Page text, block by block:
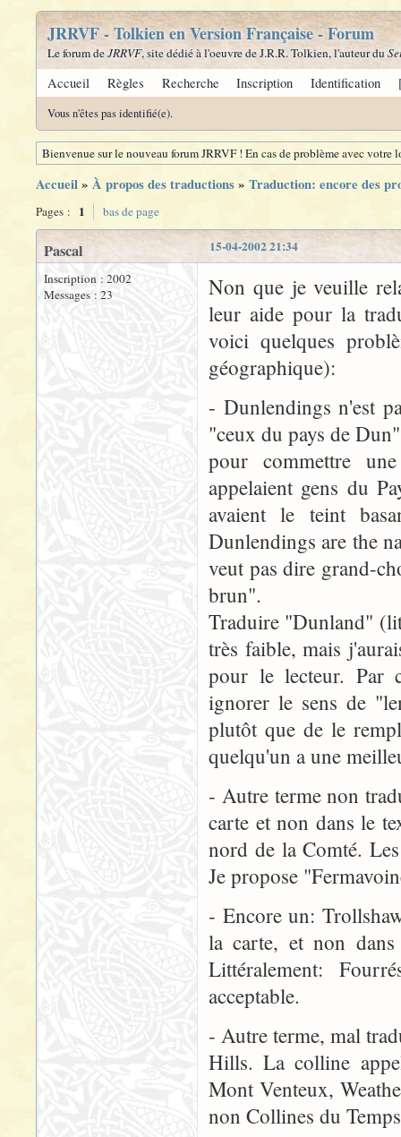
JRRVF - Tolkien en Version Française - Forum
Le forum deJRRVF, site dédié à l'oeuvre de J.R.R. Tolkien, l'auteur du
Accueil Règles Recherche Inscription Identification
Vous n'êtes pas identifié(e).
Bienvenue sur le nouveau forum JRRVF ! En cas de problème avec
Accueil» À propos des traductions» Traduction: encore des
Pages : 1 bas de page
15-04-2002 21:34
Pascal
Inscription : 2002
Messages : 23
Non que je veuille
leur aide pour la
voici quelques
géographique):
- Dunlendings n'est
"ceux du pays de
pour commettre
appelaient gens du
avaient le teint
Dunlendings are the
veut pas dire grand-
brun".
Traduire "Dunland"
très faible, mais
pour le lecteur. Par
ignorer le sens de
plutôt que de le
quelqu'un a une
- Autre terme non
carte et non dans le
nord de la Comté.
Je propose
- Encore un:
la carte, et non
Littéralement:
acceptable.
- Autre terme, mal
Hills. La colline
Mont Venteux,
non Collines du